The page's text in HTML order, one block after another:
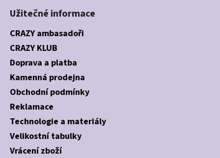
Užitečné informace
CRAZY ambasadoři
CRAZY KLUB
Doprava a platba
Kamenná prodejna
Obchodní podmínky
Reklamace
Technologie a materiály
Velikostní tabulky
Vrácení zboží